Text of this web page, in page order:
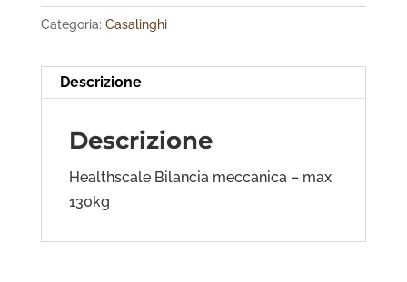
Categoria: Casalinghi
Descrizione
Descrizione
Healthscale Bilancia meccanica – max
130kg